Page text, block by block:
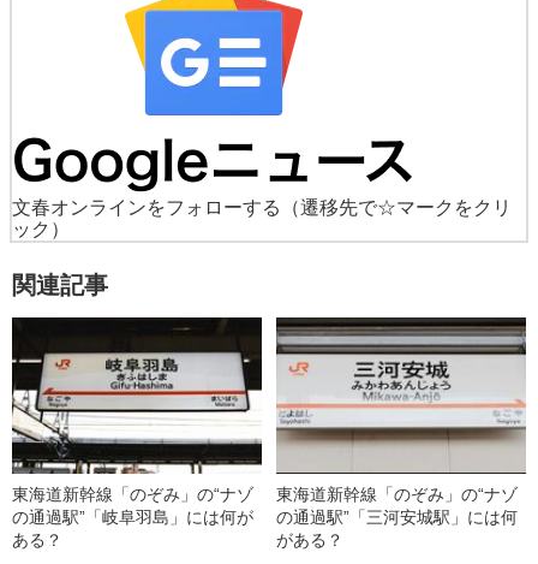
文春オンラインをフォローする
（遷移先で☆マークをクリ
ック）
関連記事
東海道新幹線「のぞみ」の“ナゾ
の通過駅”「岐阜羽島」には何が
ある？
東海道新幹線「のぞみ」の“ナゾ
の通過駅”「三河安城駅」には何
がある？